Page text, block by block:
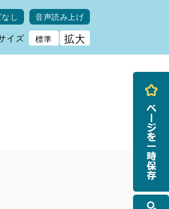
し 音声読み上げ
イズ 標準 拡大